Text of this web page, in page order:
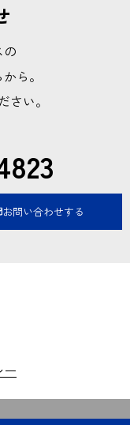
ら。
さい。
お問い合わせする
ー